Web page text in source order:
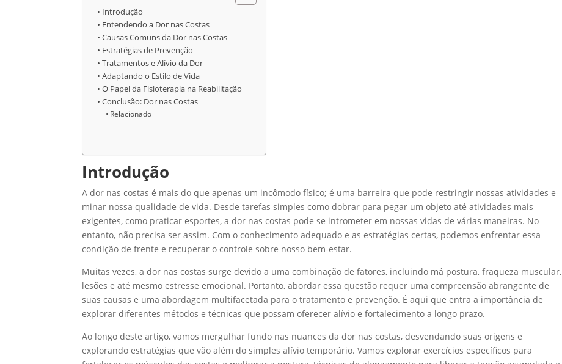
Introdução
Entendendo a Dor nas Costas
Causas Comuns da Dor nas Costas
Estratégias de Prevenção
Tratamentos e Alívio da Dor
Adaptando o Estilo de Vida
O Papel da Fisioterapia na Reabilitação
Conclusão: Dor nas Costas
Relacionado
Introdução
A dor nas costas é mais do que apenas um incômodo físico; é uma barreira que pode restringir nossas atividades e
minar nossa qualidade de vida. Desde tarefas simples como dobrar para pegar um objeto até atividades mais
exigentes, como praticar esportes, a dor nas costas pode se intrometer em nossas vidas de várias maneiras. No
entanto, não precisa ser assim. Com o conhecimento adequado e as estratégias certas, podemos enfrentar essa
condição de frente e recuperar o controle sobre nosso bem-estar.
Muitas vezes, a dor nas costas surge devido a uma combinação de fatores, incluindo má postura, fraqueza muscular,
lesões e até mesmo estresse emocional. Portanto, abordar essa questão requer uma compreensão abrangente de
suas causas e uma abordagem multifacetada para o tratamento e prevenção. É aqui que entra a importância de
explorar diferentes métodos e técnicas que possam oferecer alívio e fortalecimento a longo prazo.
Ao longo deste artigo, vamos mergulhar fundo nas nuances da dor nas costas, desvendando suas origens e
explorando estratégias que vão além do simples alívio temporário. Vamos explorar exercícios específicos para